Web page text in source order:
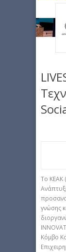
Το ΚΕΑΚ
γνώσης
Κόμβο